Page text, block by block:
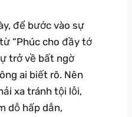
để bước vào sự
“Phúc cho đầy tớ
trở về bất ngờ
ai biết rõ. Nên
xa tránh tội lỗi,
dỗ hấp dẫn,